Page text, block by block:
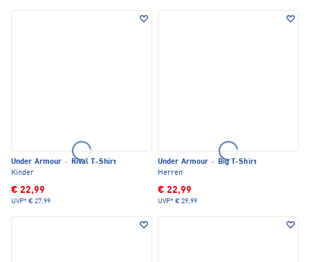
Under Armour ·
Rival T-Shirt
Kinder
€ 22,99
UVP* € 27,99
Under Armour ·
Big T-Shirt
Herren
€ 22,99
UVP* € 29,99